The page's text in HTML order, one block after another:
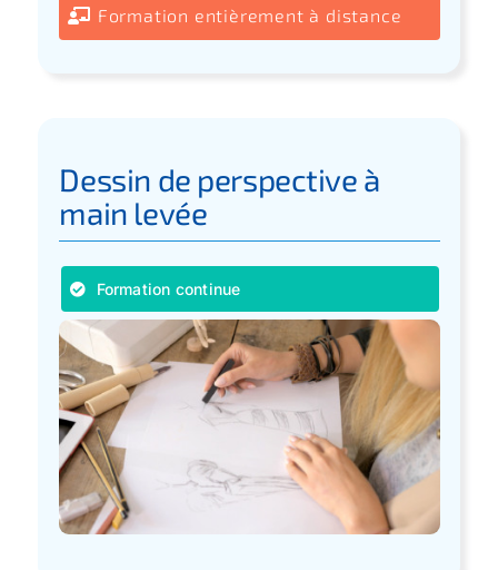
Formation entièrement à distance
Dessin de perspective à
main levée
Formation continue